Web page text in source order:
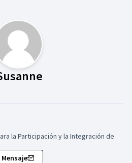
la Participación y la Integración de
Mensaje